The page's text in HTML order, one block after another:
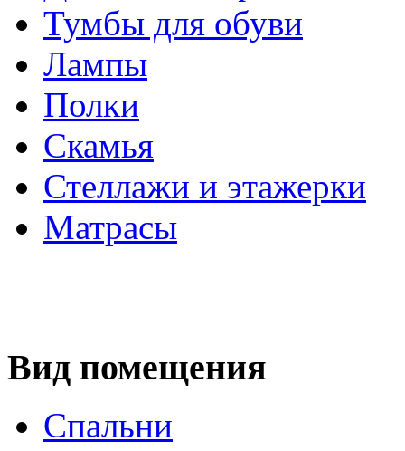
Тумбы для обуви
Лампы
Полки
Скамья
Стеллажи и этажерки
Матрасы
Вид помещения
Спальни